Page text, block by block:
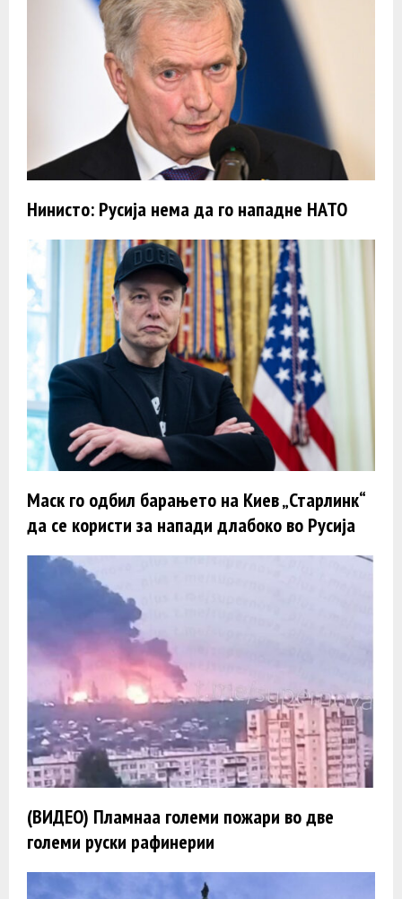
Нинисто: Русија нема да го нападне НАТО
Маск го одбил барањето на Киев „Старлинк“
да се користи за напади длабоко во Русија
(ВИДЕО) Пламнаа големи пожари во две
големи руски рафинерии